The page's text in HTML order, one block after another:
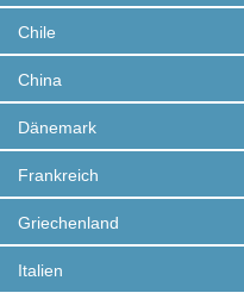
Chile
China
Dänemark
Frankreich
Griechenland
Italien